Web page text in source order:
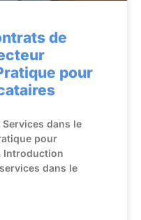
de
pour
dans le
pour
Introduction
dans le